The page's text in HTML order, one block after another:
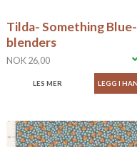
Tilda- Something Blue-
blenders
NOK 26,00
LES MER